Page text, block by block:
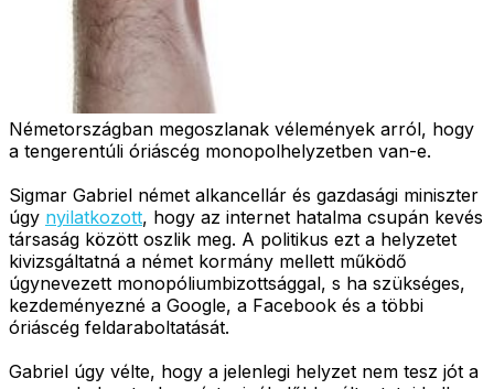
Németországban megoszlanak vélemények arról, hogy
a tengerentúli óriáscég monopolhelyzetben van-e.
Sigmar Gabriel német alkancellár és gazdasági miniszter
úgy nyilatkozott, hogy az internet hatalma csupán kevés
társaság között oszlik meg. A politikus ezt a helyzetet
kivizsgáltatná a német kormány mellett működő
úgynevezett monopóliumbizottsággal, s ha szükséges,
kezdeményezné a Google, a Facebook és a többi
óriáscég feldaraboltatását.
Gabriel úgy vélte, hogy a jelenlegi helyzet nem tesz jót a